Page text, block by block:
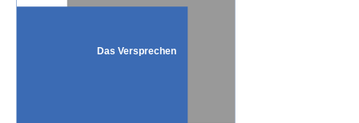
Das Versprechen